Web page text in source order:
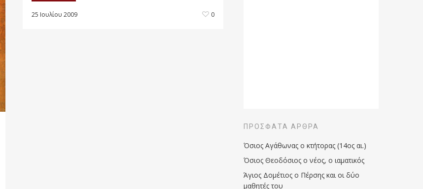
25 Ιουλίου 2009 0
ΠΡΌΣΦΑΤΑ ΆΡΘΡΑ
Όσιος Αγάθωνας ο κτήτορας (14ος αι.)
Όσιος Θεοδόσιος ο νέος, ο ιαματικός
Άγιος Δομέτιος ο Πέρσης και οι δύο
μαθητές του